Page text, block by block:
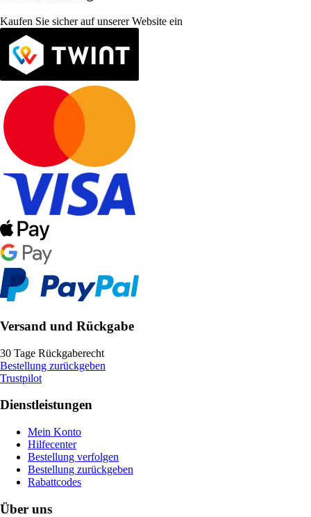
Kaufen Sie sicher auf unserer Website ein
Versand und Rückgabe
30 Tage Rückgaberecht
Bestellung zurückgeben
Trustpilot
Dienstleistungen
Mein Konto
Hilfecenter
Bestellung verfolgen
Bestellung zurückgeben
Rabattcodes
Über uns